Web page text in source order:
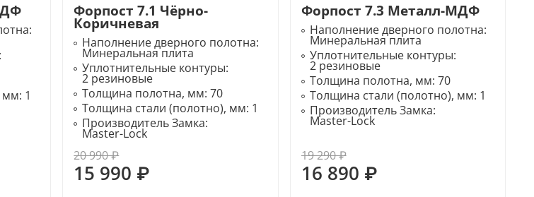
мм: 1
Форпост 7.1 Чёрно-
Коричневая
Наполнение дверного полотна:
Минеральная плита
Уплотнительные контуры:
2 резиновые
Толщина полотна, мм:70
Толщина стали (полотно), мм: 1
Производитель Замка:
Master-Lock
20 990 ₽
15 990 ₽
Форпост 7.3 Металл-МДФ
Наполнение дверного полотна:
Минеральная плита
Уплотнительные контуры:
2 резиновые
Толщина полотна, мм: 70
Толщина стали (полотно), мм: 1
Производитель Замка:
Master-Lock
19 290 ₽
16 890 ₽